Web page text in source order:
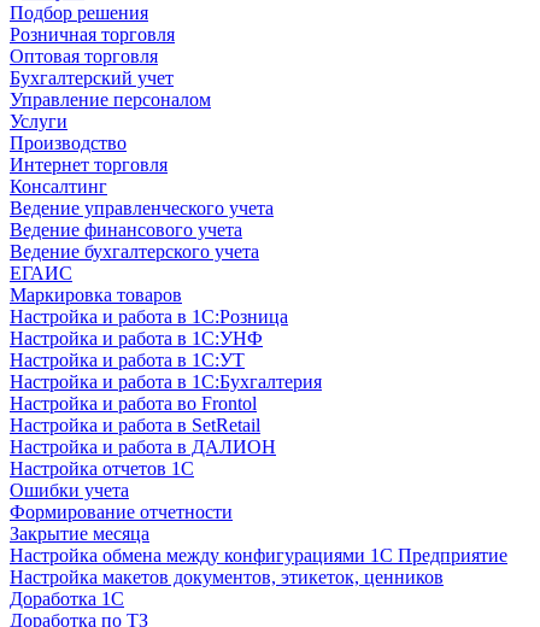
Подбор решения
Розничная торговля
Оптовая торговля
Бухгалтерский учет
Управление персоналом
Услуги
Производство
Интернет торговля
Консалтинг
Ведение управленческого учета
Ведение финансового учета
Ведение бухгалтерского учета
ЕГАИС
Маркировка товаров
Настройка и работа в 1С:Розница
Настройка и работа в 1С:УНФ
Настройка и работа в 1С:УТ
Настройка и работа в 1С:Бухгалтерия
Настройка и работа во Frontol
Настройка и работа в SetRetail
Настройка и работа в ДАЛИОН
Настройка отчетов 1С
Ошибки учета
Формирование отчетности
Закрытие месяца
Настройка обмена между конфигурациями 1С Предприятие
Настройка макетов документов, этикеток, ценников
Доработка 1С
Доработка по ТЗ